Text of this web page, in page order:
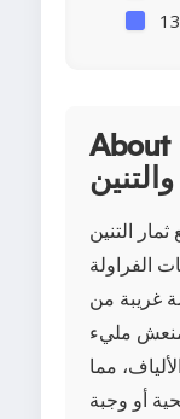
About عصير توت بري مع
والتنين
التنين
الفراولة
غريبة من
مليء
مما
أو وجبة